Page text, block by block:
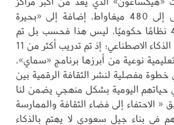
البيانات الحكومية في العالم بطاقة تصل إلى 480 ميغاواط، إضافة إلى «بحيرة
البيانات الوطنية» التي تربط أكثر من 430 نظامًا حكوميًا، ليس هذا فحسب بل تم
إعداد كوادر سعودية متخصصة في مجالات الذكاء الاصطناعي؛ إذ تم تدريب أكثر من 11
نوعية من أبرزها برنامج «سماي»،
مفصلية لنشر الثقافة الرقمية بين
في حياتهم اليومية بشكل منهجي يضمن لنا
الاحتفاء إلى فضاء الثقافة والممارسة
في بناء جيل سعودي لا يهتم بالذكاء